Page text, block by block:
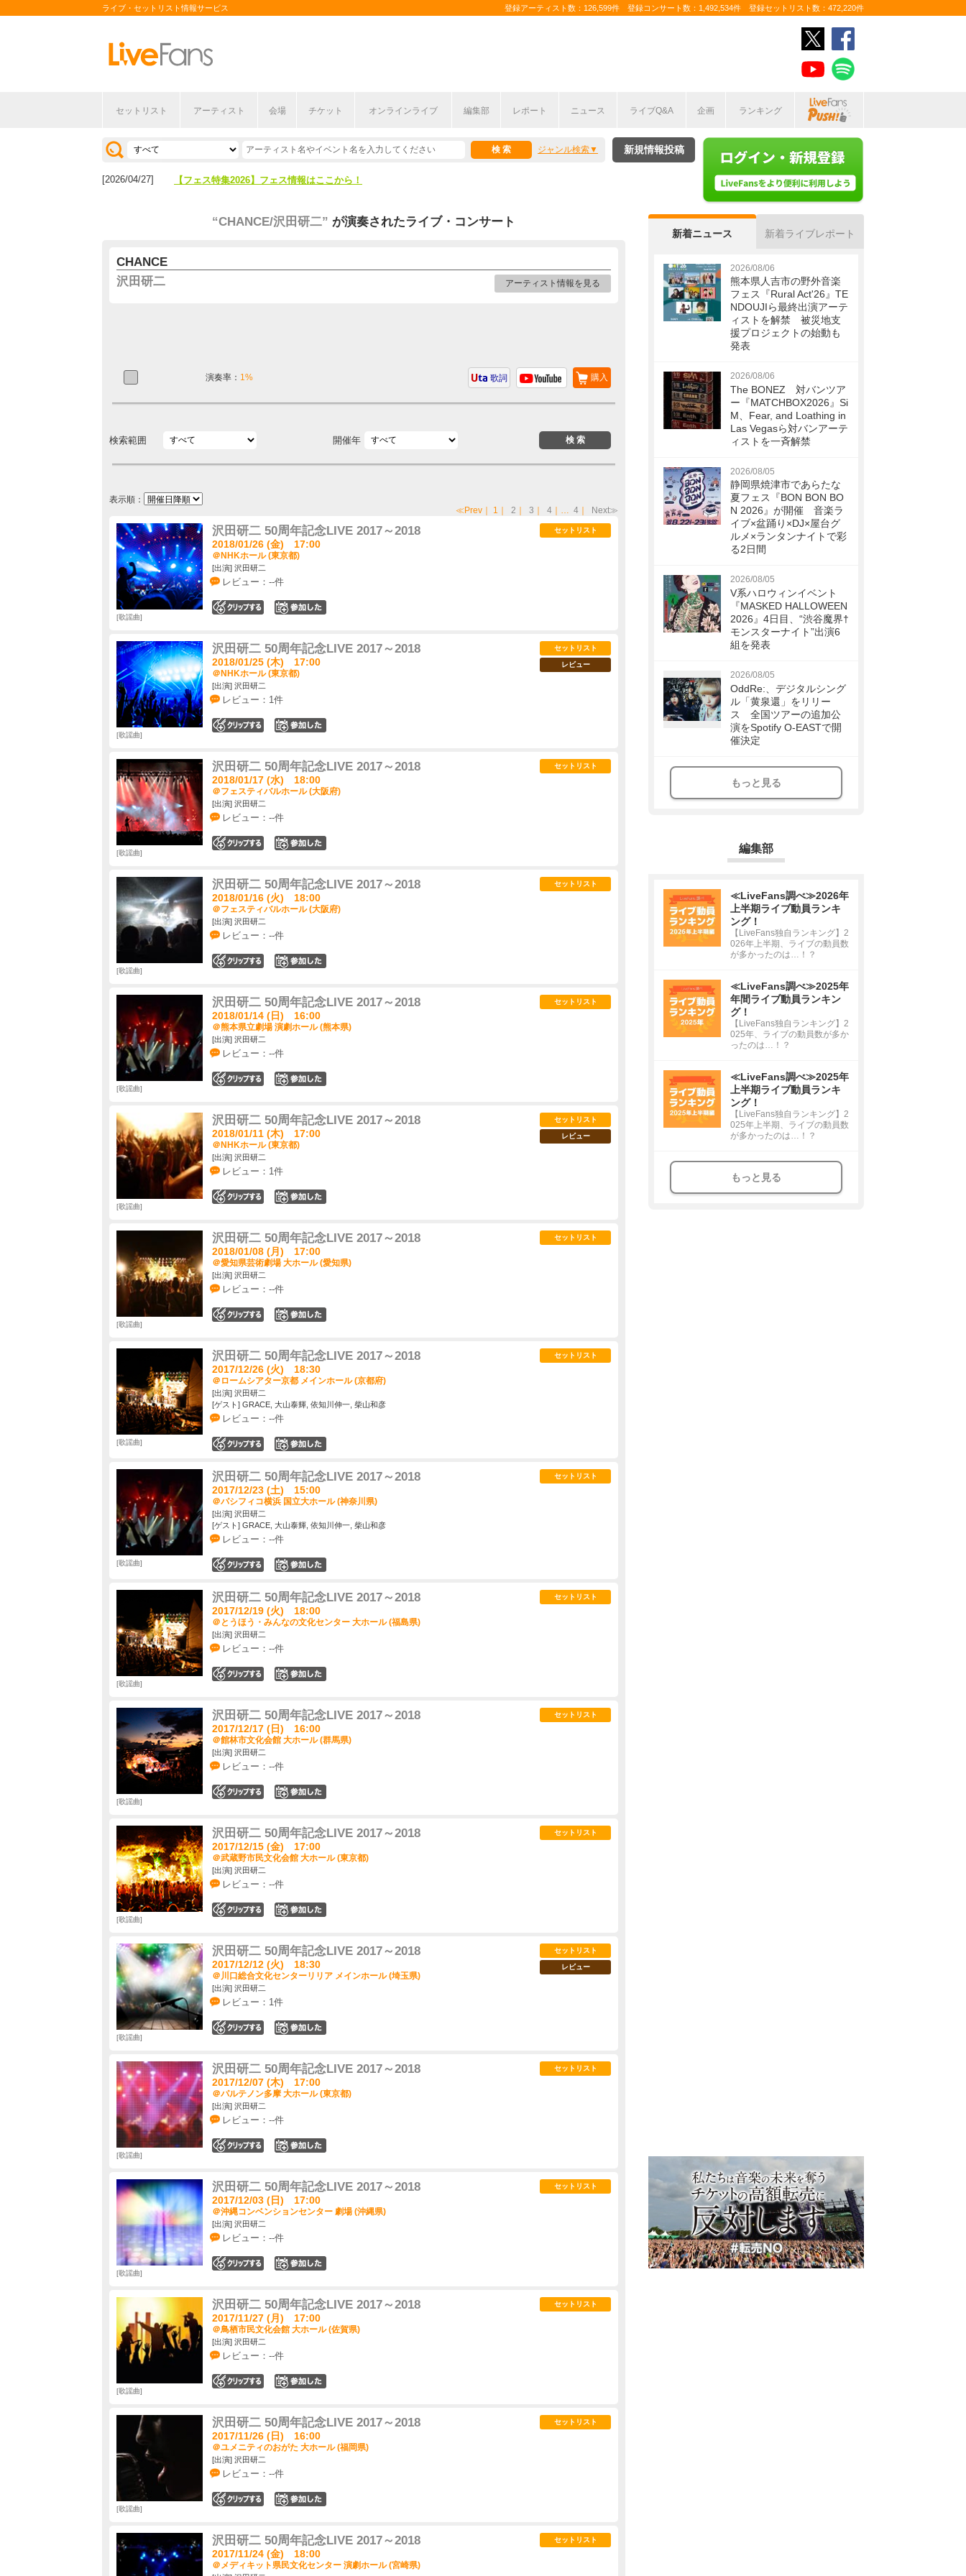
ライブ・セットリスト情報サービス 登録アーティスト数：126,599件 登録コンサート数：1,492,534件 登録セットリスト数：472,220件
セットリスト アーティスト 会場 チケット オンラインライブ 編集部 レポート ニュース ライブQ&A 企画 ランキング
ジャンル検索
[2026/07/28] 【ライブ動員ランキング】2026年上半期編発表！
[2026/04/27] 【フェス特集2026】フェス情報はここから！
新規情報投稿
“CHANCE/沢田研二” が演奏されたライブ・コンサート
CHANCE
沢田研二
アーティスト情報を見る
演奏率： 1% 購入
歌詞
検索範囲 開催年
表示順：
≪Prev ｜ 1 ｜ 2 ｜ 3 ｜ 4 ｜… 4 ｜ Next≫
沢田研二 50周年記念LIVE 2017～2018
2018/01/26 (金) 17:00
＠NHKホール (東京都)
[出演] 沢田研二
レビュー：--件
セットリスト
歌謡曲
沢田研二 50周年記念LIVE 2017～2018
2018/01/25 (木) 17:00
＠NHKホール (東京都)
[出演] 沢田研二
レビュー：1件
セットリスト
レビュー
歌謡曲
沢田研二 50周年記念LIVE 2017～2018
2018/01/17 (水) 18:00
＠フェスティバルホール (大阪府)
[出演] 沢田研二
レビュー：--件
セットリスト
歌謡曲
沢田研二 50周年記念LIVE 2017～2018
2018/01/16 (火) 18:00
＠フェスティバルホール (大阪府)
[出演] 沢田研二
レビュー：--件
セットリスト
歌謡曲
沢田研二 50周年記念LIVE 2017～2018
2018/01/14 (日) 16:00
＠熊本県立劇場 演劇ホール (熊本県)
[出演] 沢田研二
レビュー：--件
セットリスト
歌謡曲
沢田研二 50周年記念LIVE 2017～2018
2018/01/11 (木) 17:00
＠NHKホール (東京都)
[出演] 沢田研二
レビュー：1件
セットリスト
レビュー
歌謡曲
沢田研二 50周年記念LIVE 2017～2018
2018/01/08 (月) 17:00
＠愛知県芸術劇場 大ホール (愛知県)
[出演] 沢田研二
レビュー：--件
セットリスト
歌謡曲
沢田研二 50周年記念LIVE 2017～2018
2017/12/26 (火) 18:30
＠ロームシアター京都 メインホール (京都府)
[出演] 沢田研二
[ゲスト] GRACE, 大山泰輝, 依知川伸一, 柴山和彦
レビュー：--件
セットリスト
歌謡曲
沢田研二 50周年記念LIVE 2017～2018
2017/12/23 (土) 15:00
＠パシフィコ横浜 国立大ホール (神奈川県)
[出演] 沢田研二
[ゲスト] GRACE, 大山泰輝, 依知川伸一, 柴山和彦
レビュー：--件
セットリスト
歌謡曲
沢田研二 50周年記念LIVE 2017～2018
2017/12/19 (火) 18:00
＠とうほう・みんなの文化センター 大ホール (福島県)
[出演] 沢田研二
レビュー：--件
セットリスト
歌謡曲
沢田研二 50周年記念LIVE 2017～2018
2017/12/17 (日) 16:00
＠館林市文化会館 大ホール (群馬県)
[出演] 沢田研二
レビュー：--件
セットリスト
歌謡曲
沢田研二 50周年記念LIVE 2017～2018
2017/12/15 (金) 17:00
＠武蔵野市民文化会館 大ホール (東京都)
[出演] 沢田研二
レビュー：--件
セットリスト
歌謡曲
沢田研二 50周年記念LIVE 2017～2018
2017/12/12 (火) 18:30
＠川口総合文化センターリリア メインホール (埼玉県)
[出演] 沢田研二
レビュー：1件
セットリスト
レビュー
歌謡曲
沢田研二 50周年記念LIVE 2017～2018
2017/12/07 (木) 17:00
＠パルテノン多摩 大ホール (東京都)
[出演] 沢田研二
レビュー：--件
セットリスト
歌謡曲
沢田研二 50周年記念LIVE 2017～2018
2017/12/03 (日) 17:00
＠沖縄コンベンションセンター 劇場 (沖縄県)
[出演] 沢田研二
レビュー：--件
セットリスト
歌謡曲
沢田研二 50周年記念LIVE 2017～2018
2017/11/27 (月) 17:00
＠鳥栖市民文化会館 大ホール (佐賀県)
[出演] 沢田研二
レビュー：--件
セットリスト
歌謡曲
沢田研二 50周年記念LIVE 2017～2018
2017/11/26 (日) 16:00
＠ユメニティのおがた 大ホール (福岡県)
[出演] 沢田研二
レビュー：--件
セットリスト
歌謡曲
沢田研二 50周年記念LIVE 2017～2018
2017/11/24 (金) 18:00
＠メディキット県民文化センター 演劇ホール (宮崎県)
セットリスト
新着ニュース 新着ライブレポート
2026/08/06
熊本県人吉市の野外音楽
フェス『Rural Act'26』TE
NDOUJIら最終出演アーテ
ィストを解禁 被災地支
援プロジェクトの始動も
発表
2026/08/06
The BONEZ 対バンツア
ー『MATCHBOX2026』Si
M、Fear, and Loathing in
Las Vegasら対バンアーテ
ィストを一斉解禁
2026/08/05
静岡県焼津市であらたな
夏フェス『BON BON BO
N 2026』が開催 音楽ラ
イブ×盆踊り×DJ×屋台グ
ルメ×ランタンナイトで彩
る2日間
2026/08/05
V系ハロウィンイベント
『MASKED HALLOWEEN
2026』4日目、“渋谷魔界†
モンスターナイト”出演6
組を発表
2026/08/05
OddRe:、デジタルシング
ル「黄泉還」をリリー
ス 全国ツアーの追加公
演をSpotify O-EASTで開
催決定
もっと見る
編集部
≪LiveFans調べ≫2026年
上半期ライブ動員ランキ
ング！
【LiveFans独自ランキング】2
026年上半期、ライブの動員数
が多かったのは…！？
≪LiveFans調べ≫2025年
年間ライブ動員ランキン
グ！
【LiveFans独自ランキング】2
025年、ライブの動員数が多か
ったのは…！？
≪LiveFans調べ≫2025年
上半期ライブ動員ランキ
ング！
【LiveFans独自ランキング】2
025年上半期、ライブの動員数
が多かったのは…！？
もっと見る